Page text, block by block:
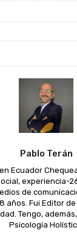
Pablo Terán
Ecuador
experiencia-
de
años. Fui Editor
Tengo,
Psicología